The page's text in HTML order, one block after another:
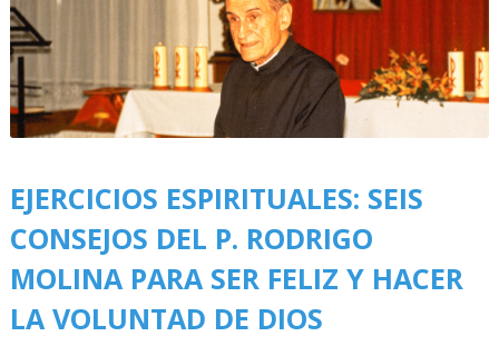
EJERCICIOS ESPIRITUALES: SEIS
CONSEJOS DEL P. RODRIGO
MOLINA PARA SER FELIZ Y HACER
LA VOLUNTAD DE DIOS